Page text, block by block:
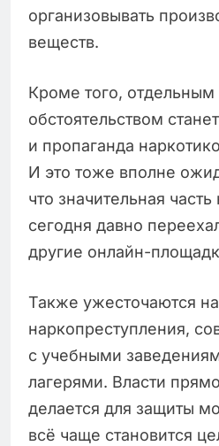
организовывать
веществ.
Кроме того,
обстоятельством
и пропаганда
И это тоже вполне
что значительная
сегодня давно
другие онлайн-
Также ужесточаются
наркопреступления,
с учебными
лагерями. Власти
делается для защиты
всё чаще становится